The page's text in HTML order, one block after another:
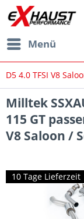
Menü
D5 4.0 TFSI V8
Milltek
115 GT
V8 Saloon /
10 Tage Lieferzeit